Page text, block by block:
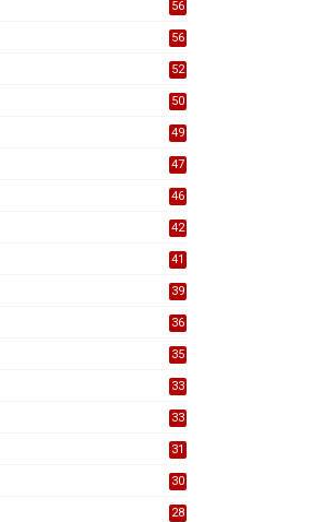
56
56
52
50
49
47
46
42
41
39
36
35
33
33
31
30
28